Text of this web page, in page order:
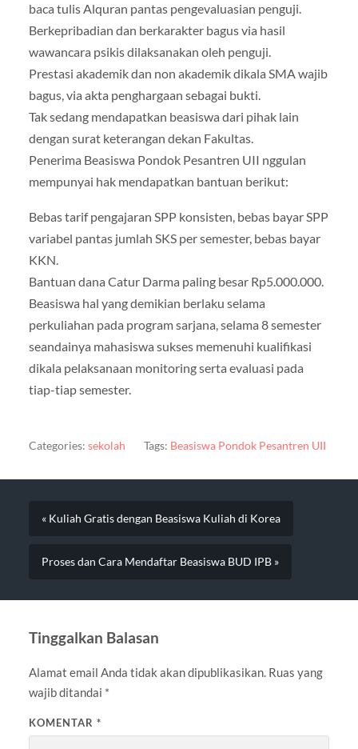
baca tulis Alquran pantas pengevaluasian penguji.
Berkepribadian dan berkarakter bagus via hasil
wawancara psikis dilaksanakan oleh penguji.
Prestasi akademik dan non akademik dikala SMA wajib
bagus, via akta penghargaan sebagai bukti.
Tak sedang mendapatkan beasiswa dari pihak lain
dengan surat keterangan dekan Fakultas.
Penerima Beasiswa Pondok Pesantren UII nggulan
mempunyai hak mendapatkan bantuan berikut:
Bebas tarif pengajaran SPP konsisten, bebas bayar SPP
variabel pantas jumlah SKS per semester, bebas bayar
KKN.
Bantuan dana Catur Darma paling besar Rp5.000.000.
Beasiswa hal yang demikian berlaku selama
perkuliahan pada program sarjana, selama 8 semester
seandainya mahasiswa sukses memenuhi kualifikasi
dikala pelaksanaan monitoring serta evaluasi pada
tiap-tiap semester.
Categories: sekolah Tags: Beasiswa Pondok Pesantren UII
« Kuliah Gratis dengan Beasiswa Kuliah di Korea
Proses dan Cara Mendaftar Beasiswa BUD IPB »
Tinggalkan Balasan
Alamat email Anda tidak akan dipublikasikan. Ruas yang
wajib ditandai *
KOMENTAR *